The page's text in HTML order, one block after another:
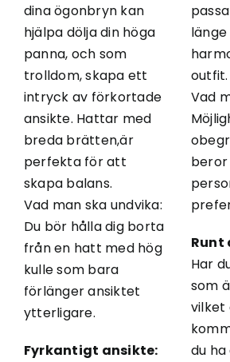
dina ögonbryn kan
hjälpa dölja din höga
panna, och som
trolldom, skapa ett
intryck av förkortade
ansikte. Hattar med
breda brätten,är
perfekta för att
skapa balans.
Vad man ska undvika:
Du bör hålla dig borta
från en hatt med hög
kulle som bara
förlänger ansiktet
ytterligare.
Fyrkantigt ansikte:
outfit.
Vad
beror
Runt
Har
som
vilket
du